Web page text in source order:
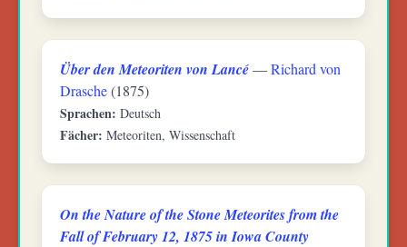
Über den Meteoriten von Lancé—Richard von
Drasche(1875)
Sprachen: Deutsch
Fächer: Meteoriten, Wissenschaft
On the Nature of the Stone Meteorites from the
Fall of February 12, 1875 in Iowa County